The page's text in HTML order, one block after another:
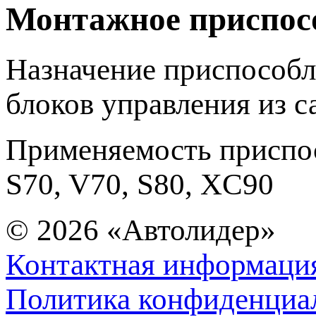
Монтажное
Назначение
блоков управления из
Применяемость
S70, V70, S80, XC90
© 2026 «Автолидер»
Контактная
Политика